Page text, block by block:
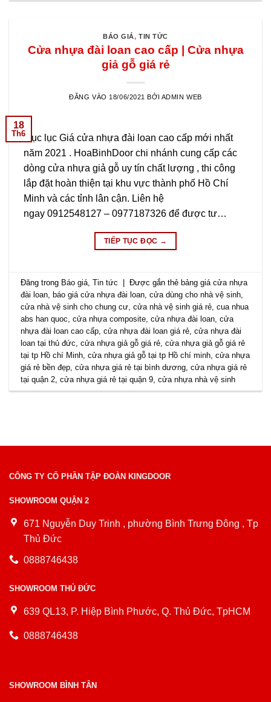
BÁO GIÁ,TIN TỨC
Cửa nhựa đài loan cao cấp | Cửa nhựa
giả gỗ giá rẻ
ĐĂNG VÀO 18/06/2021 BỞI ADMIN WEB
18
Th6Mục lục Giá cửa nhựa đài loan cao cấp mới nhất
năm 2021 . HoaBinhDoor chi nhánh cung cấp các
dòng cửa nhựa giả gỗ uy tín chất lượng , thi công
lắp đặt hoàn thiện tại khu vực thành phố Hồ Chí
Minh và các tỉnh lân cận. Liên hệ
ngay 0912548127 – 0977187326 để được tư…
TIẾP TỤC ĐỌC →
Đăng trong Báo giá ,Tin tức | Được gắn thẻbảng giá cửa nhựa
đài loan ,báo giá cửa nhựa đài loan ,cửa dùng cho nhà vệ sinh
cửa nhà vệ sinh cho chung cư ,cửa nhà vệ sinh giá rẻ ,cua nhua
abs han quoc ,cửa nhựa composite ,cửa nhựa đài loan ,cửa
nhựa đài loan cao cấp ,cửa nhựa đài loan giá rẻ ,cửa nhựa đài
loan tại thủ đức ,cửa nhựa giả gỗ giá rẻ ,cửa nhựa giả gỗ giá rẻ
tại tp Hồ chí Minh ,cửa nhựa giả gỗ tại tp Hồ chí minh ,cửa nhựa
giá rẻ bền đẹp ,cửa nhựa giá rẻ tại bình dương ,cửa nhựa giá rẻ
tại quận 2 ,cửa nhựa giá rẻ tại quận 9 ,cửa nhựa nhà vệ sinh
CÔNG TY CỔ PHẦN TẬP ĐOÀN KINGDOOR
SHOWROOM QUẬN 2
671 Nguyễn Duy Trinh , phường Bình Trưng Đông , Tp
Thủ Đức
0888746438
SHOWROOM THỦ ĐỨC
639 QL13, P. Hiệp Bình Phước, Q. Thủ Đức, TpHCM
0888746438
SHOWROOM BÌNH TÂN